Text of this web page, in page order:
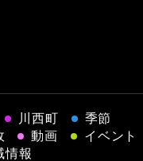
川西町
季節
動画
イベント
情報